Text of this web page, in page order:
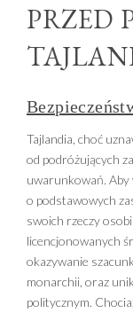
PRZED
Tajlandia, choć
od podróżujących
uwarunkowań. Aby
o podstawowych
swoich rzeczy
licencjonowanych
okazywanie
monarchii, oraz
politycznym.